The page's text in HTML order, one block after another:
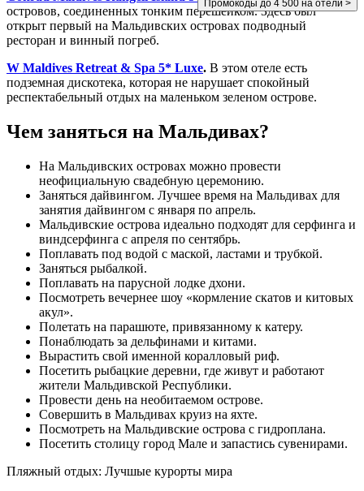
Промокоды до 4 500 на отели >
островов, соединенных тонким перешейком. Здесь был
открыт первый на Мальдивских островах подводный
ресторан и винный погреб.
W Maldives Retreat & Spa 5* Luxe. В этом отеле есть
подземная дискотека, которая не нарушает спокойный
респектабельный отдых на маленьком зеленом острове.
Чем заняться на Мальдивах?
На Мальдивских островах можно провести
неофициальную свадебную церемонию.
Заняться дайвингом. Лучшее время на Мальдивах для
занятия дайвингом с января по апрель.
Мальдивские острова идеально подходят для серфинга и
виндсерфинга с апреля по сентябрь.
Поплавать под водой с маской, ластами и трубкой.
Заняться рыбалкой.
Поплавать на парусной лодке дхони.
Посмотреть вечернее шоу «кормление скатов и китовых
акул».
Полетать на парашюте, привязанному к катеру.
Понаблюдать за дельфинами и китами.
Вырастить свой именной коралловый риф.
Посетить рыбацкие деревни, где живут и работают
жители Мальдивской Республики.
Провести день на необитаемом острове.
Совершить в Мальдивах круиз на яхте.
Посмотреть на Мальдивские острова с гидроплана.
Посетить столицу город Мале и запастись сувенирами.
Пляжный отдых: Лучшые курорты мира